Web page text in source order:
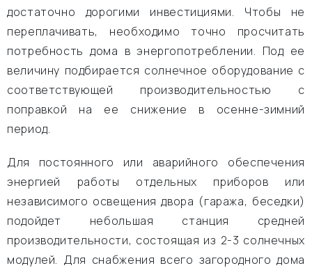
достаточно дорогими инвестициями. Чтобы не
переплачивать, необходимо точно просчитать
потребность дома в энергопотреблении. Под ее
величину подбирается солнечное оборудование с
соответствующей производительностью с
поправкой на ее снижение в осенне-зимний
период.
Для постоянного или аварийного обеспечения
энергией работы отдельных приборов или
независимого освещения двора (гаража, беседки)
подойдет небольшая станция средней
производительности, состоящая из 2-3 солнечных
модулей. Для снабжения всего загородного дома